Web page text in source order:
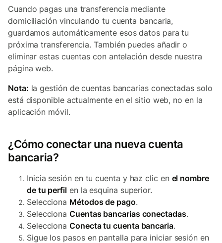
Cuando pagas una transferencia mediante
domiciliación vinculando tu cuenta bancaria,
guardamos automáticamente esos datos para tu
próxima transferencia. También puedes añadir o
eliminar estas cuentas con antelación desde nuestra
página web.
Nota: la gestión de cuentas bancarias conectadas solo
está disponible actualmente en el sitio web, no en la
aplicación móvil.
¿Cómo conectar una nueva cuenta
bancaria?
Inicia sesión en tu cuenta y haz clic en el nombre
de tu perfil en la esquina superior.
Selecciona Métodos de pago.
SeleccionaCuentas bancarias conectadas.
SeleccionaConecta tu cuenta bancaria.
Sigue los pasos en pantalla para iniciar sesión en